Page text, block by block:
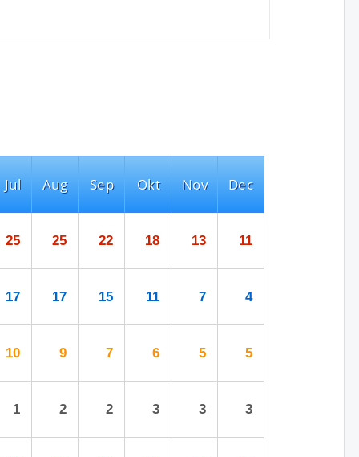
Jul
25
17
10
1
Aug
25
17
9
2
Sep
22
15
7
2
Okt
18
11
6
3
Nov
13
7
5
3
Dec
11
4
5
3